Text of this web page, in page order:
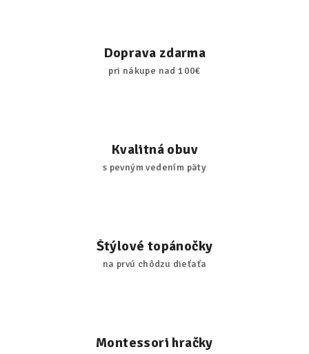
Doprava zdarma
pri nákupe nad 100€
Kvalitná obuv
s pevným vedením päty
Štýlové topánočky
na prvú chôdzu dieťaťa
Montessori hračky